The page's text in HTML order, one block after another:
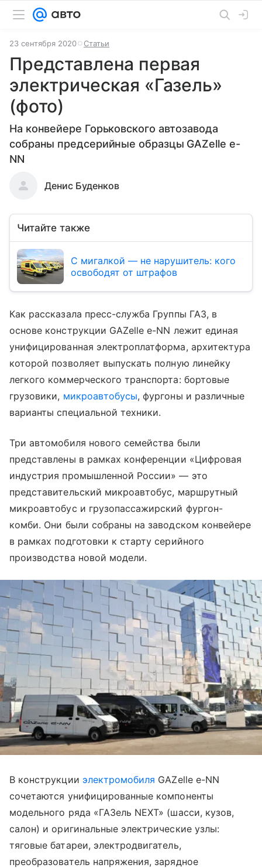
23 сентября 2020 Статьи
Представлена первая
электрическая «Газель»
(фото)
На конвейере Горьковского автозавода
собраны предсерийные образцы GAZelle e-
NN
Денис Буденков
Читайте также
С мигалкой — не нарушитель: кого
освободят от штрафов
Как рассказала пресс-служба Группы ГАЗ, в
основе конструкции GAZelle e-NN лежит единая
унифицированная электроплатформа, архитектура
которой позволяет выпускать полную линейку
легкого коммерческого транспорта: бортовые
грузовики, микроавтобусы, фургоны и различные
варианты специальной техники.
Три автомобиля нового семейства были
представлены в рамках конференции «Цифровая
индустрия промышленной России» — это
представительский микроавтобус, маршрутный
микроавтобус и грузопассажирский фургон-
комби. Они были собраны на заводском конвейере
в рамках подготовки к старту серийного
производства новой модели.
В конструкции электромобиля GAZelle e-NN
сочетаются унифицированные компоненты
модельного ряда «ГАЗель NEXT» (шасси, кузов,
салон) и оригинальные электрические узлы:
тяговые батареи, электродвигатель,
преобразователь напряжения, зарядное